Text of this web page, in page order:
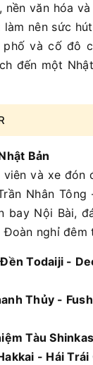
nền văn hóa
nên sức
phố và cố đô
đến một
Bản
viên và xe đón
Nhân Tông
bay Nội Bài,
Đoàn nghỉ đêm
Todaiji -
Thủy -
Tàu
- Hái